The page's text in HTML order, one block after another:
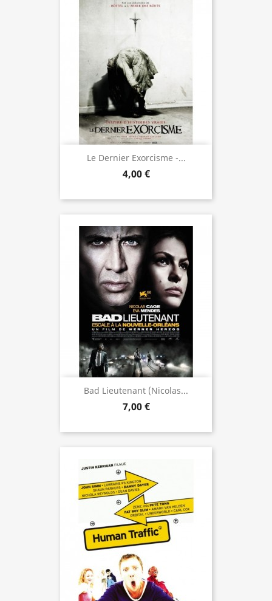
Le Dernier Exorcisme -...
4,00 €
Bad Lieutenant (Nicolas...
7,00 €